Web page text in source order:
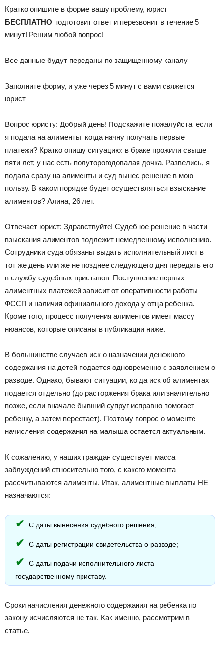
Кратко опишите в форме вашу проблему, юрист
БЕСПЛАТНО подготовит ответ и перезвонит в течение 5
минут! Решим любой вопрос!
Все данные будут переданы по защищенному каналу
Заполните форму, и уже через 5 минут с вами свяжется
юрист
Вопрос юристу: Добрый день! Подскажите пожалуйста, если
я подала на алименты, когда начну получать первые
платежи? Кратко опишу ситуацию: в браке прожили свыше
пяти лет, у нас есть полуторогодовалая дочка. Развелись, я
подала сразу на алименты и суд вынес решение в мою
пользу. В каком порядке будет осуществляться взыскание
алиментов? Алина, 26 лет.
Отвечает юрист: Здравствуйте! Судебное решение в части
взыскания алиментов подлежит немедленному исполнению.
Сотрудники суда обязаны выдать исполнительный лист в
тот же день или же не позднее следующего дня передать его
в службу судебных приставов. Поступление первых
алиментных платежей зависит от оперативности работы
ФССП и наличия официального дохода у отца ребенка.
Кроме того, процесс получения алиментов имеет массу
нюансов, которые описаны в публикации ниже.
В большинстве случаев иск о назначении денежного
содержания на детей подается одновременно с заявлением о
разводе. Однако, бывают ситуации, когда иск об алиментах
подается отдельно (до расторжения брака или значительно
позже, если вначале бывший супруг исправно помогает
ребенку, а затем перестает). Поэтому вопрос о моменте
начисления содержания на малыша остается актуальным.
К сожалению, у наших граждан существует масса
заблуждений относительно того, с какого момента
рассчитываются алименты. Итак, алиментные выплаты НЕ
назначаются:
С даты вынесения судебного решения;
С даты регистрации свидетельства о разводе;
С даты подачи исполнительного листа
государственному приставу.
Сроки начисления денежного содержания на ребенка по
закону исчисляются не так. Как именно, рассмотрим в
статье.